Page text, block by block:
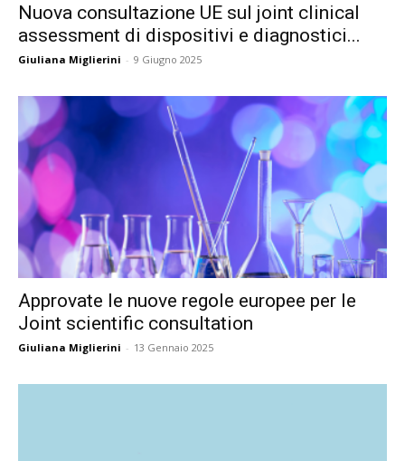
Nuova consultazione UE sul joint clinical
assessment di dispositivi e diagnostici...
Giuliana Miglierini - 9 Giugno 2025
Approvate le nuove regole europee per le
Joint scientific consultation
Giuliana Miglierini - 13 Gennaio 2025